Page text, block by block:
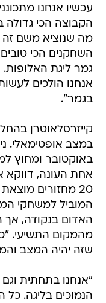
עכשיו אנחנו
הקבוצה הכי גדולה
מה שנוציא משם זה
השחקנים הכי
גמר ליגת האלופות.
אנחנו הולכים
בגמר".
קייזרסלאוטרן
באוקטובר ומחוץ
המוביל למשחקי
האדום בנקודה,
מהמקום התשיעי.
שזה יהיה המצב
"אנחנו בתחתית
הנמוכים בליגה.